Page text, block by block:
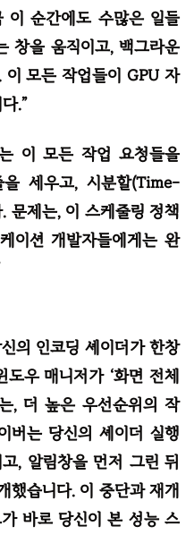
이 순간에도 수많은 일들
창을 움직이고, 백그라운
이 모든 작업들이 GPU 자
.”
이 모든 작업 요청들을
세우고, 시분할(Time-
문제는, 이 스케줄링 정책
이션 개발자들에게는 완
의 인코딩 셰이더가 한창
우 매니저가 ‘화면 전체
, 더 높은 우선순위의 작
버는 당신의 셰이더 실행
, 알림창을 먼저 그린 뒤
했습니다. 이 중단과 재개
바로 당신이 본 성능 스